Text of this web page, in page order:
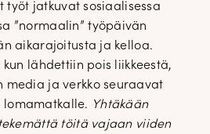
työt jatkuvat sosiaalisessa
”normaalin” työpäivän
aikarajoitusta ja kelloa.
lähdettiin pois liikkeestä,
media ja verkko seuraavat
lomamatkalle. Yhtäkään
töitä vajaan viiden